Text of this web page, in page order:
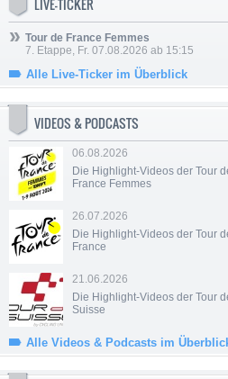
LIVE-TICKER
Tour de France Femmes
7. Etappe, Fr. 07.08.2026 ab 15:15
Alle Live-Ticker im Überblick
VIDEOS & PODCASTS
06.08.2026
Die Highlight-Videos der Tour
France Femmes
26.07.2026
Die Highlight-Videos der Tour
France
21.06.2026
Die Highlight-Videos der Tour
Suisse
Alle Videos & Podcasts im